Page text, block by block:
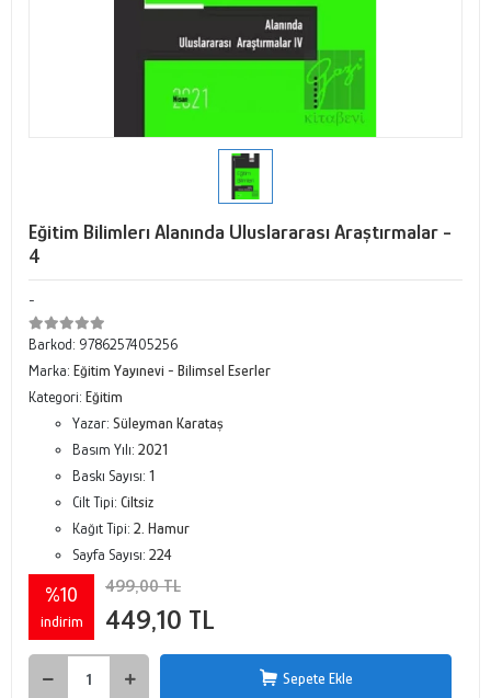
Eğitim Bilimlerı Alanında Uluslararası Araştırmalar -
4
-
Barkod: 9786257405256
Marka: Eğitim Yayınevi - Bilimsel Eserler
Kategori: Eğitim
Yazar: Süleyman Karataş
Basım Yılı: 2021
Baskı Sayısı: 1
Cilt Tipi: Ciltsiz
Kağıt Tipi: 2. Hamur
Sayfa Sayısı: 224
%10
indirim
499,00 TL
449,10 TL
Sepete Ekle